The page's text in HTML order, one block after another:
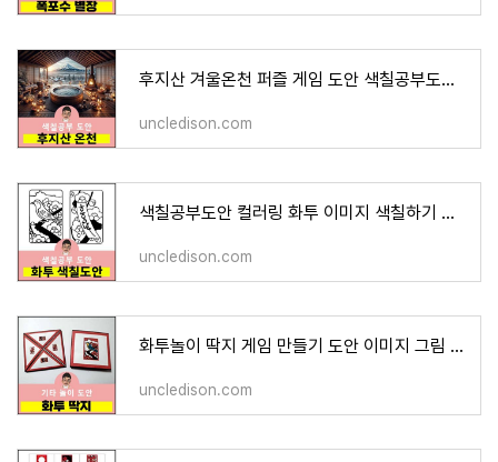
후지산 겨울온천 퍼즐 게임 도안 색칠공부도안 이미지 그림 프린트 무료다운 어르신 노인 유아
uncledison.com
색칠공부도안 컬러링 화투 이미지 색칠하기 프린트 무료다운 어르신 노인 유아 인지프로그램 치
uncledison.com
화투놀이 딱지 게임 만들기 도안 이미지 그림 프린트 무료다운 도안 어르신 인지프로그램 워크
uncledison.com